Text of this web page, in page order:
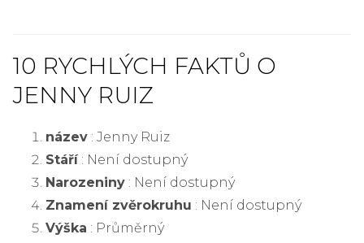
10 RYCHLÝCH FAKTŮ O
JENNY RUIZ
název : Jenny Ruiz
Stáří: Není dostupný
Narozeniny : Není dostupný
Znamení zvěrokruhu : Není dostupný
Výška : Průměrný